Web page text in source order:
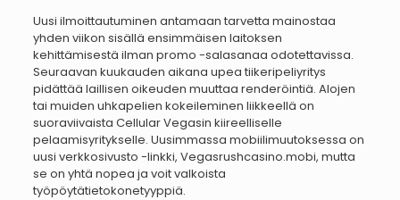
Uusi ilmoittautuminen antamaan tarvetta mainostaa
yhden viikon sisällä ensimmäisen laitoksen
kehittämisestä ilman promo -salasanaa odotettavissa.
Seuraavan kuukauden aikana upea tiikeripeliyritys
pidättää laillisen oikeuden muuttaa renderöintiä. Alojen
tai muiden uhkapelien kokeileminen liikkeellä on
suoraviivaista Cellular Vegasin kiireelliselle
pelaamisyritykselle. Uusimmassa mobiilimuutoksessa on
uusi verkkosivusto -linkki, Vegasrushcasino.mobi, mutta
se on yhtä nopea ja voit valkoista
työpöytätietokonetyyppiä.